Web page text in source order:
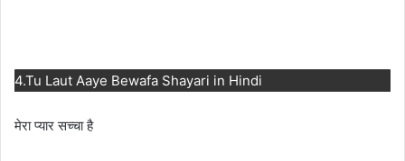
4.Tu Laut Aaye Bewafa Shayari in Hindi
मेरा प्यार सच्चा है